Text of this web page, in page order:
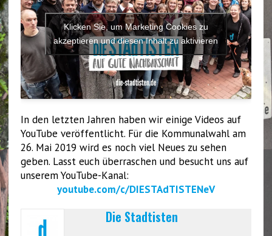
Klicken Sie, um Marketing Cookies zu
akzeptieren und diesen Inhalt zu aktivieren
In den letzten Jahren haben wir einige Videos auf
YouTube veröffentlicht. Für die Kommunalwahl am
26. Mai 2019 wird es noch viel Neues zu sehen
geben. Lasst euch überraschen und besucht uns auf
unserem YouTube-Kanal:
youtube.com/c/DIESTAdTISTENeV
Die Stadtisten